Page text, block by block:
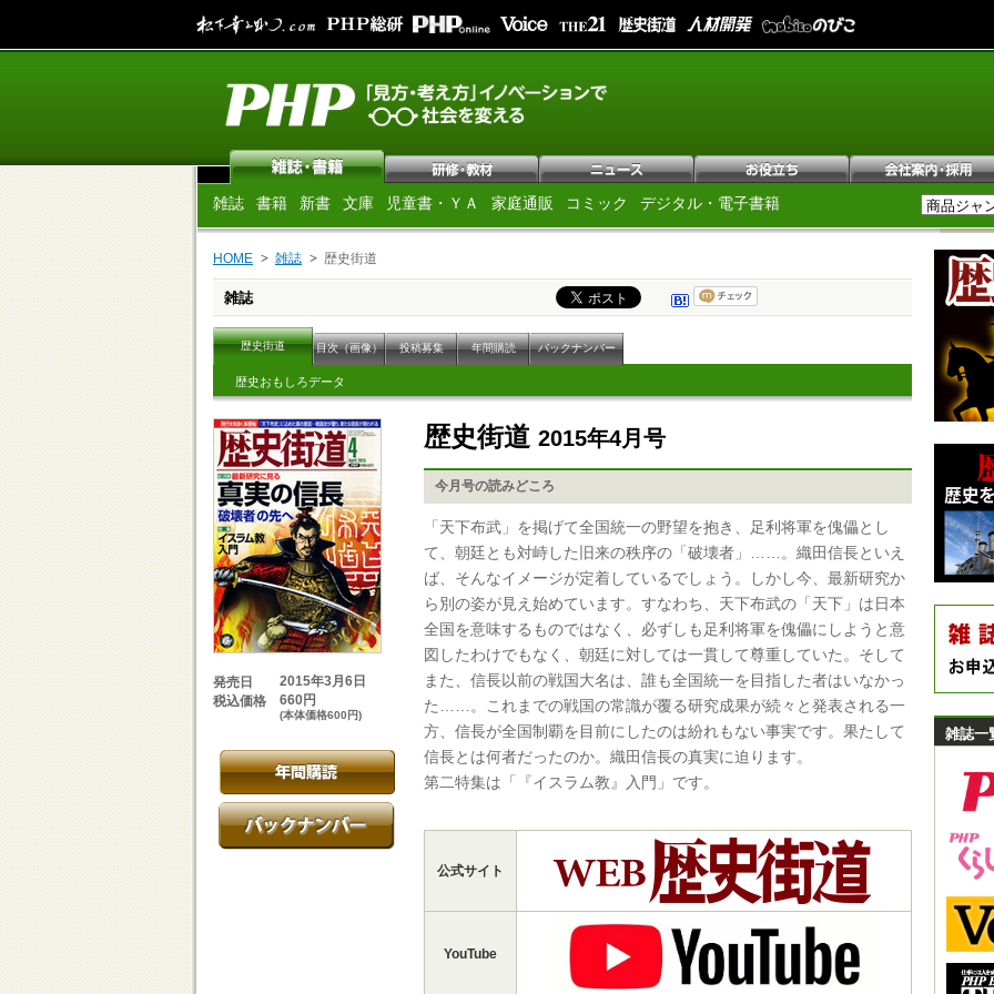
雑誌 書籍 新書 文庫 児童書・ＹＡ 家庭通販 コミック デジタル・電子書籍
HOME 雑誌 歴史街道
雑誌
歴史街道 目次（画像） 投稿募集 年間購読 バックナンバー
歴史おもしろデータ
発売日
2015年3月6日
税込価格
660円
(本体価格600円)
歴史街道 2015年4月号
今月号の読みどころ
「天下布武」を掲げて全国統一の野望を抱き、足利将軍を傀儡とし
て、朝廷とも対峙した旧来の秩序の「破壊者」……。織田信長といえ
ば、そんなイメージが定着しているでしょう。しかし今、最新研究か
ら別の姿が見え始めています。すなわち、天下布武の「天下」は日本
全国を意味するものではなく、必ずしも足利将軍を傀儡にしようと意
図したわけでもなく、朝廷に対しては一貫して尊重していた。そして
また、信長以前の戦国大名は、誰も全国統一を目指した者はいなかっ
た……。これまでの戦国の常識が覆る研究成果が続々と発表される一
方、信長が全国制覇を目前にしたのは紛れもない事実です。果たして
信長とは何者だったのか。織田信長の真実に迫ります。
第二特集は「『イスラム教』入門」です。
公式サイト
YouTube
雑誌一